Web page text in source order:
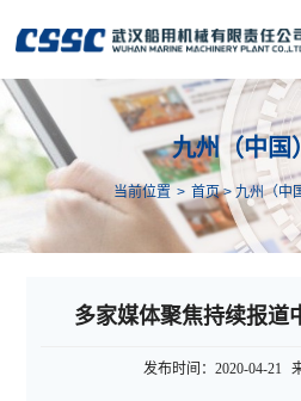
九州（中国
当前位置 > 首页>九州（中
多家媒体聚焦持续报道
发布时间：2020-04-21